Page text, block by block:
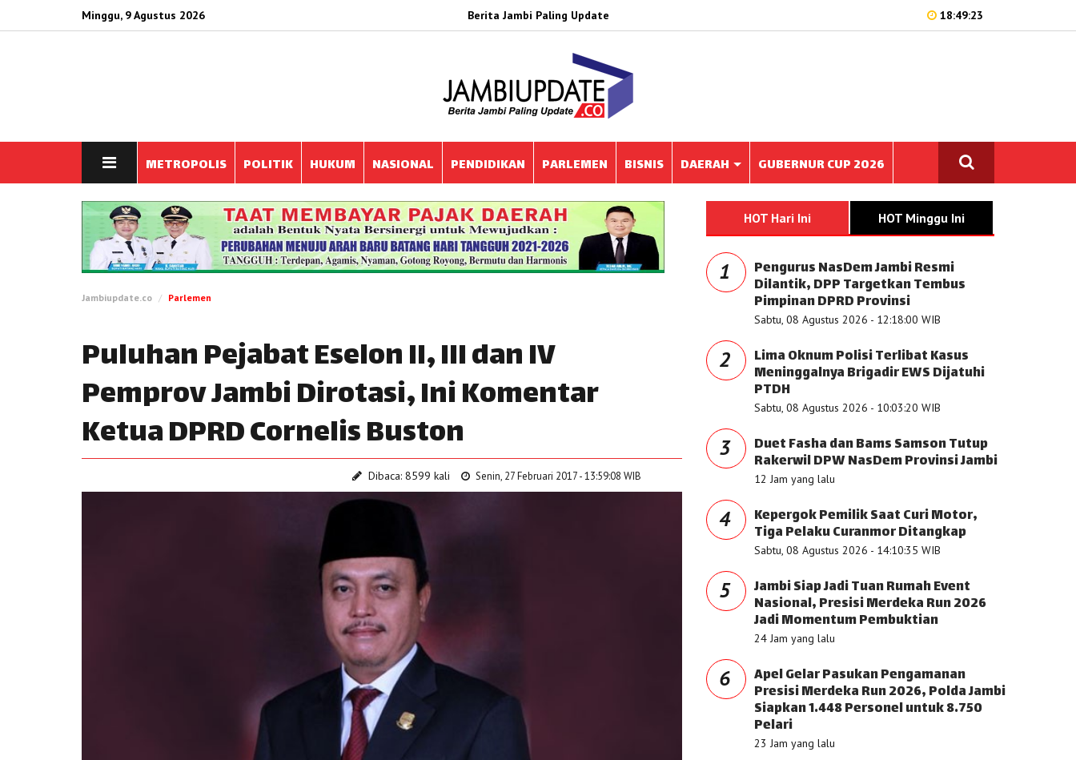
Minggu, 9 Agustus 2026 Berita Jambi Paling Update 18:49:23
METROPOLIS POLITIK HUKUM NASIONAL PENDIDIKAN PARLEMEN BISNIS DAERAH GUBERNUR CUP 2026
Jambiupdate.co Parlemen
Puluhan Pejabat Eselon II, III dan IV
Pemprov Jambi Dirotasi, Ini Komentar
Ketua DPRD Cornelis Buston
Dibaca: 8599 kali Senin, 27 Februari 2017 - 13:59:08 WIB
HOT Hari Ini HOT Minggu Ini
1 Pengurus NasDem Jambi Resmi
Dilantik, DPP Targetkan Tembus
Pimpinan DPRD Provinsi
Sabtu, 08 Agustus 2026 - 12:18:00 WIB
2 Lima Oknum Polisi Terlibat Kasus
Meninggalnya Brigadir EWS Dijatuhi
PTDH
Sabtu, 08 Agustus 2026 - 10:03:20 WIB
3 Duet Fasha dan Bams Samson Tutup
Rakerwil DPW NasDem Provinsi Jambi
12 Jam yang lalu
4 Kepergok Pemilik Saat Curi Motor,
Tiga Pelaku Curanmor Ditangkap
Sabtu, 08 Agustus 2026 - 14:10:35 WIB
5 Jambi Siap Jadi Tuan Rumah Event
Nasional, Presisi Merdeka Run 2026
Jadi Momentum Pembuktian
24 Jam yang lalu
6 Apel Gelar Pasukan Pengamanan
Presisi Merdeka Run 2026, Polda Jambi
Siapkan 1.448 Personel untuk 8.750
Pelari
23 Jam yang lalu